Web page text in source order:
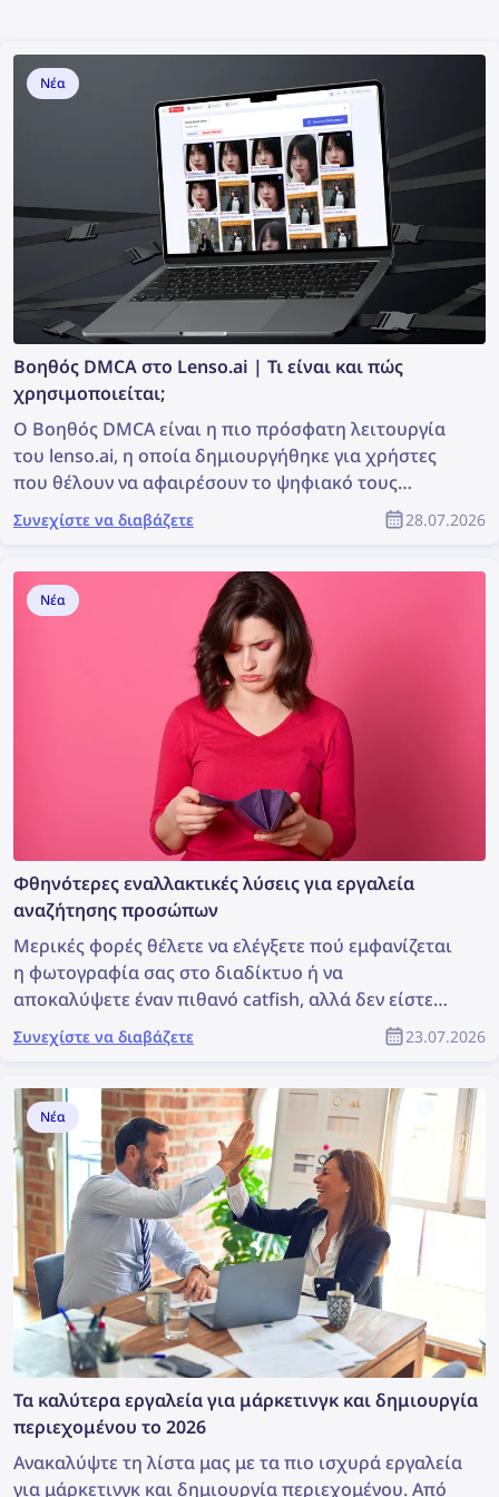
Νέα
Βοηθός DMCA στο Lenso.ai | Τι είναι και πώς
χρησιμοποιείται;
Ο Βοηθός DMCA είναι η πιο πρόσφατη λειτουργία
του lenso.ai, η οποία δημιουργήθηκε για χρήστες
που θέλουν να αφαιρέσουν το ψηφιακό τους
αποτύπωμα ή φωτογραφίες που προστατεύονται
από πνευματικά δικαιώματα πιο εύκολα και
δημιουργεί έτοιμα email, τα οποία μπορείτε να
χρησιμοποιήσετε για να ζητήσετε την αφαίρεση
εικόνων μέσω DMCA από τις ιστοσελίδες στις
οποίες εντοπίστηκαν. Συνεχίστε να διαβάζετε για να
μάθετε πώς μπορείτε να αφαιρέσετε τις εικόνες σας
από οποιαδήποτε ιστοσελίδα με τη βοήθεια του
Βοηθού DMCA του lenso.ai.
Συνεχίστε να διαβάζετε 28.07.2026
Νέα
Φθηνότερες εναλλακτικές λύσεις για εργαλεία
αναζήτησης προσώπων
Μερικές φορές θέλετε να ελέγξετε πού εμφανίζεται
η φωτογραφία σας στο διαδίκτυο ή να
αποκαλύψετε έναν πιθανό catfish, αλλά δεν είστε
διατεθειμένοι να ξοδέψετε μια περιουσία για ένα
εργαλείο αναζήτησης προσώπων. Ας δούμε μερικές
εξακολουθούν να είναι αποτελεσματικές.
Συνεχίστε να διαβάζετε 23.07.2026
Νέα
Τα καλύτερα εργαλεία για μάρκετινγκ και δημιουργία
περιεχομένου το 2026
Ανακαλύψτε τη λίστα μας με τα πιο ισχυρά εργαλεία
για μάρκετινγκ και δημιουργία περιεχομένου. Από